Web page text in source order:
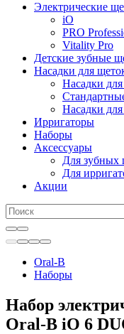
Электрические
iO
PRO
Vitality Pro
Детские зубные
Насадки для
Насадки
Насадки для
Ирригаторы
Наборы
Аксессуары
Для зубных
Для
Акции
Oral-B
Наборы
Набор
Oral-B iO 6